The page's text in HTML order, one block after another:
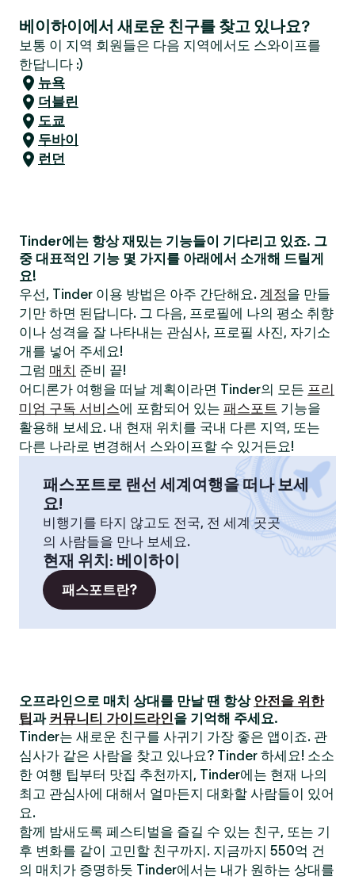
베이하이에서 새로운 친구를 찾고 있나요?
보통 이 지역 회원들은 다음 지역에서도 스와이프를
한답니다 :)
뉴욕
더블린
도쿄
두바이
런던
Tinder에는 항상 재밌는 기능들이 기다리고 있죠. 그
중 대표적인 기능 몇 가지를 아래에서 소개해 드릴게
요!
우선, Tinder 이용 방법은 아주 간단해요. 계정을 만들
기만 하면 된답니다. 그 다음, 프로필에 나의 평소 취향
이나 성격을 잘 나타내는 관심사, 프로필 사진, 자기소
개를 넣어 주세요!
그럼 매치 준비 끝!
어디론가 여행을 떠날 계획이라면 Tinder의 모든 프리
미엄 구독 서비스에 포함되어 있는 패스포트 기능을
활용해 보세요. 내 현재 위치를 국내 다른 지역, 또는
다른 나라로 변경해서 스와이프할 수 있거든요!
패스포트로 랜선 세계여행을 떠나 보세
요!
비행기를 타지 않고도 전국, 전 세계 곳곳
의 사람들을 만나 보세요.
현재 위치: 베이하이
패스포트란?
오프라인으로 매치 상대를 만날 땐 항상 안전을 위한
팁과 커뮤니티 가이드라인을 기억해 주세요.
Tinder는 새로운 친구를 사귀기 가장 좋은 앱이죠. 관
심사가 같은 사람을 찾고 있나요? Tinder 하세요! 소소
한 여행 팁부터 맛집 추천까지, Tinder에는 현재 나의
최고 관심사에 대해서 얼마든지 대화할 사람들이 있어
요.
함께 밤새도록 페스티벌을 즐길 수 있는 친구, 또는 기
후 변화를 같이 고민할 친구까지. 지금까지 550억 건
의 매치가 증명하듯 Tinder에서는 내가 원하는 상대를